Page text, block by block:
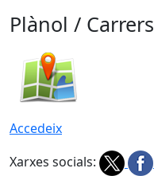
Plànol / Carrers
Accedeix
Xarxes socials: